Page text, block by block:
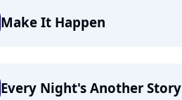
Make It Happen
Every Night's Another Story